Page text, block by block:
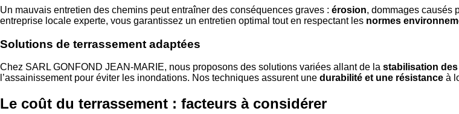
Un mauvais entretien des chemins peut entraîner des conséquences graves : érosion, dommages causés
entreprise locale experte, vous garantissez un entretien optimal tout en respectant les normes
Solutions de terrassement adaptées
Chez SARL GONFOND JEAN-MARIE, nous proposons des solutions variées allant de la stabilisation
l’assainissement pour éviter les inondations. Nos techniques assurent une durabilité et une résistance à
Le coût du terrassement : facteurs à considérer